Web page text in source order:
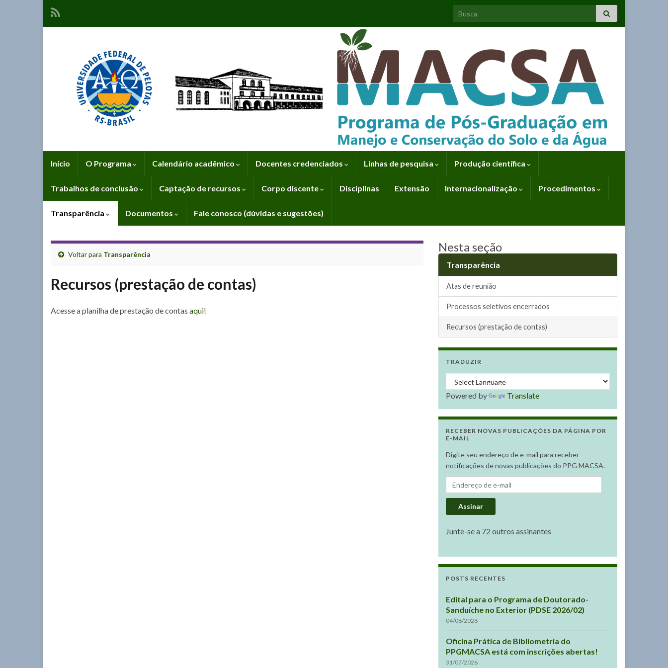
Search for:
Início O Programa Calendário acadêmico Docentes credenciados Linhas de pesquisa Produção científica
Trabalhos de conclusão Captação de recursos Corpo discente Disciplinas Extensão Internacionalização Procedimentos
Transparência Documentos Fale conosco (dúvidas e sugestões)
Voltar para Transparência
Recursos (prestação de contas)
Acesse a planilha de prestação de contas aqui!
Nesta seção
Transparência
Atas de reunião
Processos seletivos encerrados
Recursos (prestação de contas)
TRADUZIR
Powered by Translate
RECEBER NOVAS PUBLICAÇÕES DA PÁGINA POR
E-MAIL
Digite seu endereço de e-mail para receber
notificações de novas publicações do PPG MACSA.
Endereço de e-mail
Assinar
Junte-se a 72 outros assinantes
POSTS RECENTES
Edital para o Programa de Doutorado-
Sanduíche no Exterior (PDSE 2026/02)
04/08/2026
Oficina Prática de Bibliometria do
PPGMACSA está com inscrições abertas!
31/07/2026